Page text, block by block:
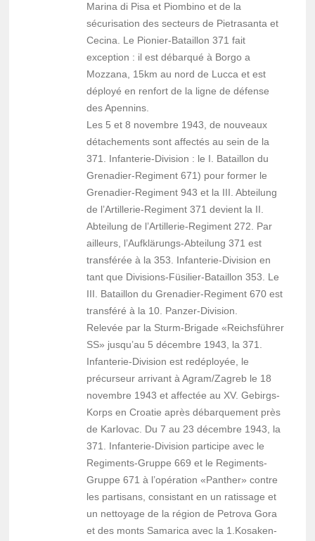
Marina di Pisa et Piombino et de la
sécurisation des secteurs de Pietrasanta et
Cecina. Le Pionier-Bataillon 371 fait
exception : il est débarqué à Borgo a
Mozzana, 15km au nord de Lucca et est
déployé en renfort de la ligne de défense
des Apennins.
Les 5 et 8 novembre 1943, de nouveaux
détachements sont affectés au sein de la
371. Infanterie-Division : le I. Bataillon du
Grenadier-Regiment 671) pour former le
Grenadier-Regiment 943 et la III. Abteilung
de l’Artillerie-Regiment 371 devient la II.
Abteilung de l’Artillerie-Regiment 272. Par
ailleurs, l’Aufklärungs-Abteilung 371 est
transférée à la 353. Infanterie-Division en
tant que Divisions-Füsilier-Bataillon 353. Le
III. Bataillon du Grenadier-Regiment 670 est
transféré à la 10. Panzer-Division.
Relevée par la Sturm-Brigade «Reichsführer
SS» jusqu’au 5 décembre 1943, la 371.
Infanterie-Division est redéployée, le
précurseur arrivant à Agram/Zagreb le 18
novembre 1943 et affectée au XV. Gebirgs-
Korps en Croatie après débarquement près
de Karlovac. Du 7 au 23 décembre 1943, la
371. Infanterie-Division participe avec le
Regiments-Gruppe 669 et le Regiments-
Gruppe 671 à l’opération «Panther» contre
les partisans, consistant en un ratissage et
un nettoyage de la région de Petrova Gora
et des monts Samarica avec la 1.Kosaken-